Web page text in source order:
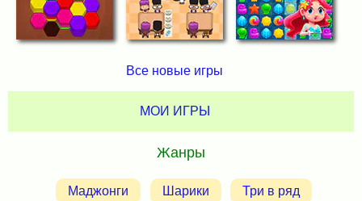
Все новые игры
МОИ ИГРЫ
Жанры
Маджонги Шарики Три в ряд